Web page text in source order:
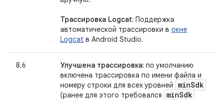
Трассировка Logcat: Поддержка
автоматической трассировки в окне
Logcat в Android Studio.
8.6 Улучшена трассировка: по умолчанию
включена трассировка по имени файла и
номеру строки для всех уровней
minSdk
(ранее для этого требовался minSdk